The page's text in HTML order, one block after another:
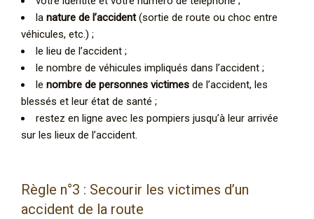
la nature de l’accident(sortie de route ou choc entre
véhicules, etc.) ;
le lieu de l’accident ;
le nombre de véhicules impliqués dans l’accident ;
le nombre de personnes victimes de l’accident, les
blessés et leur état de santé ;
restez en ligne avec les pompiers jusqu’à leur arrivée
sur les lieux de l’accident.
Règle n°3 : Secourir les victimes d’un
accident de la route